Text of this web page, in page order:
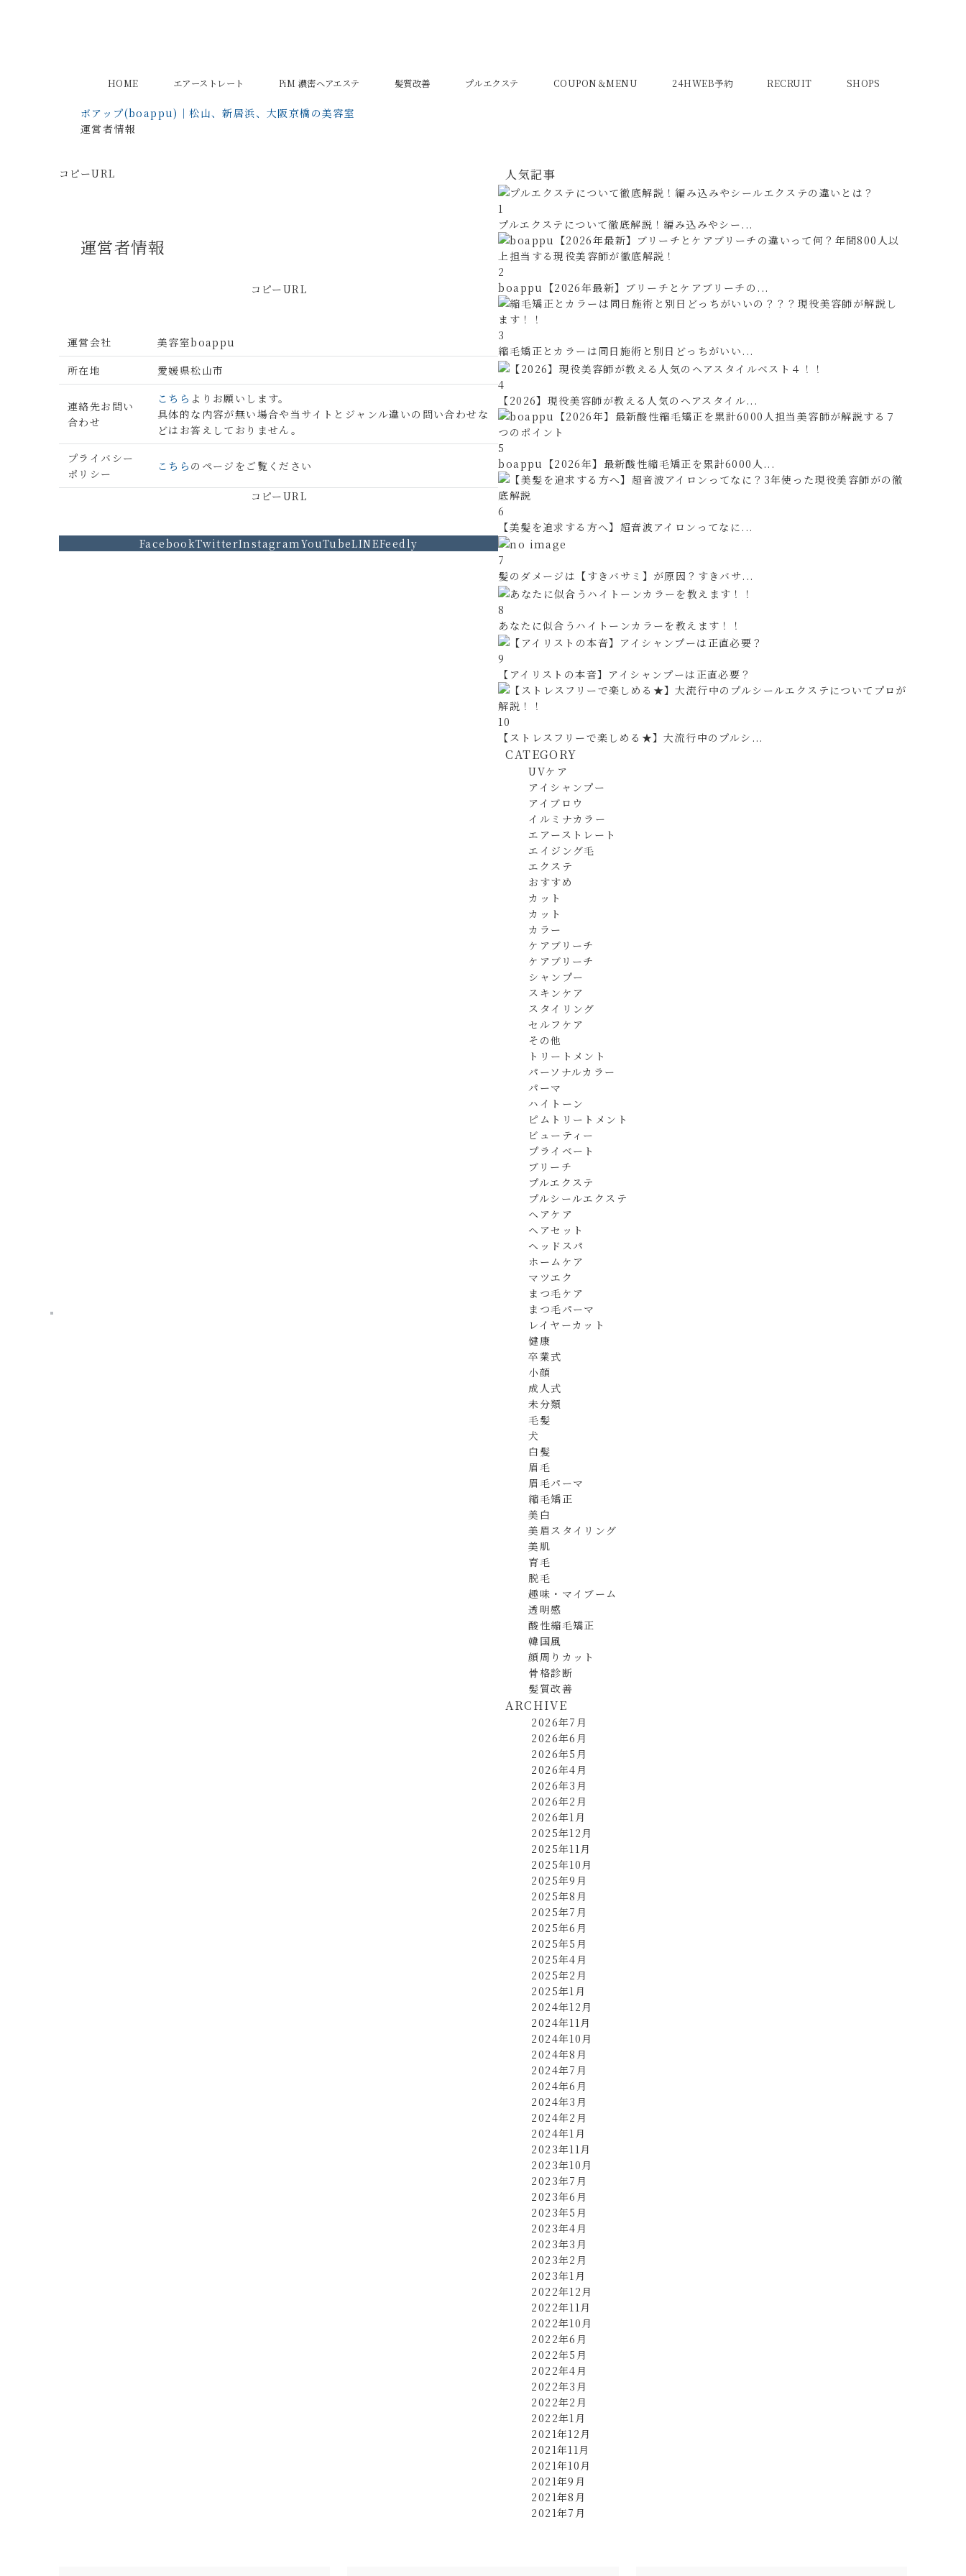
HOME エアーストレート PiM 濃密ヘアエステ 髪質改善 プルエクステ COUPON＆MENU 24HWEB予約 RECRUIT SHOPS
ボアップ(boappu)｜松山、新居浜、大阪京橋の美容室
運営者情報
コピーURL
運営者情報
コピーURL
運営会社
美容室boappu
所在地
愛媛県松山市
連絡先お問い
合わせ
こちら よりお願いします。
具体的な内容が無い場合や当サイトとジャンル違いの問い合わせな
どはお答えしておりません。
プライバシー
ポリシー
こちら のページをご覧ください
コピーURL
FacebookTwitterInstagramYouTubeLINEFeedly
人気記事
1
プルエクステについて徹底解説！編み込みやシー...
2
boappu【2026年最新】ブリーチとケアブリーチの...
3
縮毛矯正とカラーは同日施術と別日どっちがいい...
4
【2026】現役美容師が教える人気のヘアスタイル...
5
boappu【2026年】最新酸性縮毛矯正を累計6000人...
6
【美髪を追求する方へ】超音波アイロンってなに...
7
髪のダメージは【すきバサミ】が原因？すきバサ...
8
あなたに似合うハイトーンカラーを教えます！！
9
【アイリストの本音】アイシャンプーは正直必要？
10
【ストレスフリーで楽しめる★】大流行中のプルシ...
CATEGORY
UVケア
アイシャンプー
アイブロウ
イルミナカラー
エアーストレート
エイジング毛
エクステ
おすすめ
カット
カット
カラー
ケアブリーチ
ケアブリーチ
シャンプー
スキンケア
スタイリング
セルフケア
その他
トリートメント
パーソナルカラー
パーマ
ハイトーン
ピムトリートメント
ビューティー
プライベート
ブリーチ
プルエクステ
プルシールエクステ
ヘアケア
ヘアセット
ヘッドスパ
ホームケア
マツエク
まつ毛ケア
まつ毛パーマ
レイヤーカット
健康
卒業式
小顔
成人式
未分類
毛髪
犬
白髪
眉毛
眉毛パーマ
縮毛矯正
美白
美眉スタイリング
美肌
育毛
脱毛
趣味・マイブーム
透明感
酸性縮毛矯正
韓国風
顔周りカット
骨格診断
髪質改善
ARCHIVE
2026年7月
2026年6月
2026年5月
2026年4月
2026年3月
2026年2月
2026年1月
2025年12月
2025年11月
2025年10月
2025年9月
2025年8月
2025年7月
2025年6月
2025年5月
2025年4月
2025年2月
2025年1月
2024年12月
2024年11月
2024年10月
2024年8月
2024年7月
2024年6月
2024年3月
2024年2月
2024年1月
2023年11月
2023年10月
2023年7月
2023年6月
2023年5月
2023年4月
2023年3月
2023年2月
2023年1月
2022年12月
2022年11月
2022年10月
2022年6月
2022年5月
2022年4月
2022年3月
2022年2月
2022年1月
2021年12月
2021年11月
2021年10月
2021年9月
2021年8月
2021年7月